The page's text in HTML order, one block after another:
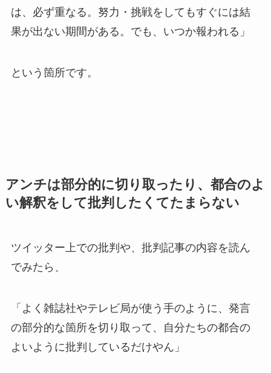
は、必ず重なる。努力・挑戦をしてもすぐには結
果が出ない期間がある。でも、いつか報われる」
という箇所です。
アンチは部分的に切り取ったり、都合のよ
い解釈をして批判したくてたまらない
ツイッター上での批判や、批判記事の内容を読ん
でみたら、
「よく雑誌社やテレビ局が使う手のように、発言
の部分的な箇所を切り取って、自分たちの都合の
よいように批判しているだけやん」